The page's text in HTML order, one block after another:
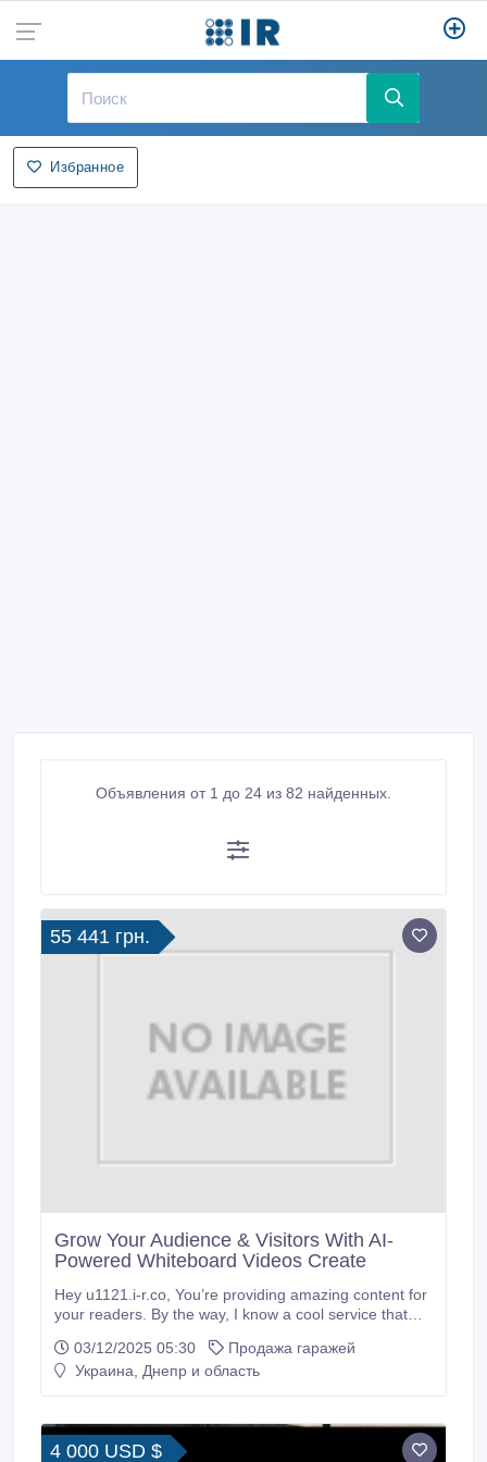
Избранное
Объявления от 1 до 24 из 82 найденных.
55 441 грн.
Grow Your Audience & Visitors With AI-
Powered Whiteboard Videos Create
Hey u1121.i-r.co, You’re providing amazing content for
your readers. By the way, I know a cool service that
powered platform that transforms your ideas into
professional whiteboard doodle videos in just a few
03/12/2025 05:30
Продажа гаражей
Украина, Днепр и область
4 000 USD $